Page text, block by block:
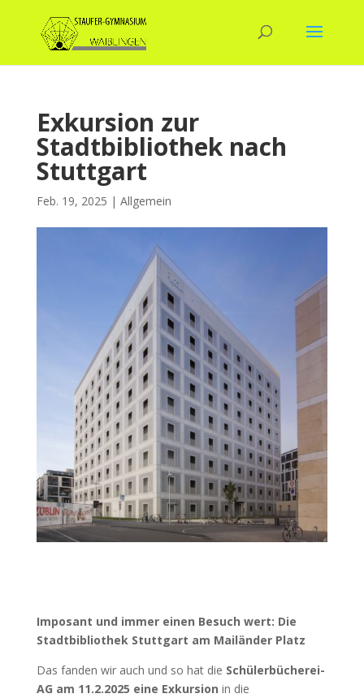
Exkursion zur
Stadtbibliothek nach
Stuttgart
Feb. 19, 2025 | Allgemein
Imposant und immer einen Besuch wert: Die
Stadtbibliothek Stuttgart am Mailänder Platz
Das fanden wir auch und so hat die Schülerbücherei-
AG am 11.2.2025 eine Exkursion in die